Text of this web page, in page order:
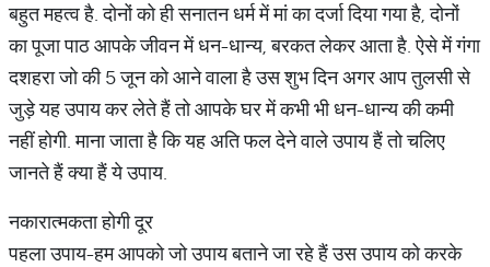
बहुत महत्व है. दोनों को ही सनातन धर्म में मां का दर्जा दिया गया है, दोनों
का पूजा पाठ आपके जीवन में धन-धान्य, बरकत लेकर आता है. ऐसे में गंगा
दशहरा जो की 5 जून को आने वाला है उस शुभ दिन अगर आप तुलसी से
जुड़े यह उपाय कर लेते हैं तो आपके घर में कभी भी धन-धान्य की कमी
नहीं होगी. माना जाता है कि यह अति फल देने वाले उपाय हैं तो चलिए
जानते हैं क्या हैं ये उपाय.
नकारात्मकता होगी दूर
पहला उपाय-हम आपको जो उपाय बताने जा रहे हैं उस उपाय को करके